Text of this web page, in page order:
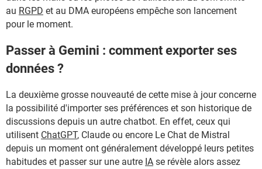
au RGPD et au DMA européens empêche son lancement
pour le moment.
Passer à Gemini : comment exporter ses
données ?
La deuxième grosse nouveauté de cette mise à jour concerne
la possibilité d'importer ses préférences et son historique de
discussions depuis un autre chatbot. En effet, ceux qui
utilisent ChatGPT, Claude ou encore Le Chat de Mistral
depuis un moment ont généralement développé leurs petites
habitudes et passer sur une autre IA se révèle alors assez